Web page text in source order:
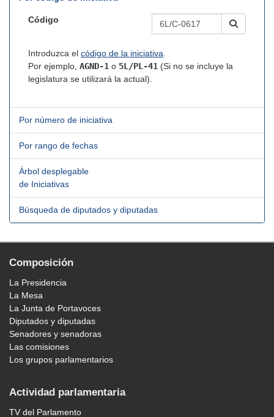
Código
Introduzca el código de la iniciativa.
Por ejemplo, AGND-1 o 5L/PL-41 (Si no se incluye la
legislatura se utilizará la actual).
Por número de iniciativa
Por rango de fechas
Árbol desplegable
de Iniciativas
Búsqueda de diputados y diputadas
Composición
La Presidencia
La Mesa
La Junta de Portavoces
Diputados y diputadas
Senadores y senadoras
Las comisiones
Los grupos parlamentarios
Actividad parlamentaria
TV del Parlamento